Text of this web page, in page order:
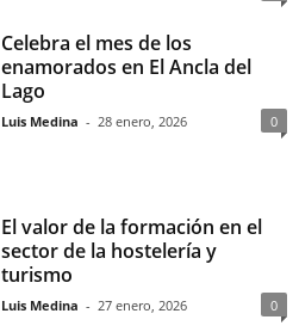
Celebra el mes de los
enamorados en El Ancla del
Lago
Luis Medina - 28 enero, 2026 0
El valor de la formación en el
sector de la hostelería y
turismo
Luis Medina - 27 enero, 2026 0